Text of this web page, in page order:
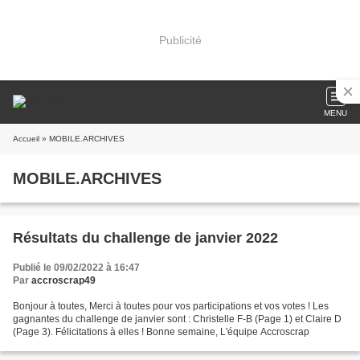
Publicité
MENU
Accueil » MOBILE.ARCHIVES
MOBILE.ARCHIVES
Résultats du challenge de janvier 2022
Publié le 09/02/2022 à 16:47
Par accroscrap49
Bonjour à toutes, Merci à toutes pour vos participations et vos votes ! Les
gagnantes du challenge de janvier sont : Christelle F-B (Page 1) et Claire D
(Page 3). Félicitations à elles ! Bonne semaine, L'équipe Accroscrap